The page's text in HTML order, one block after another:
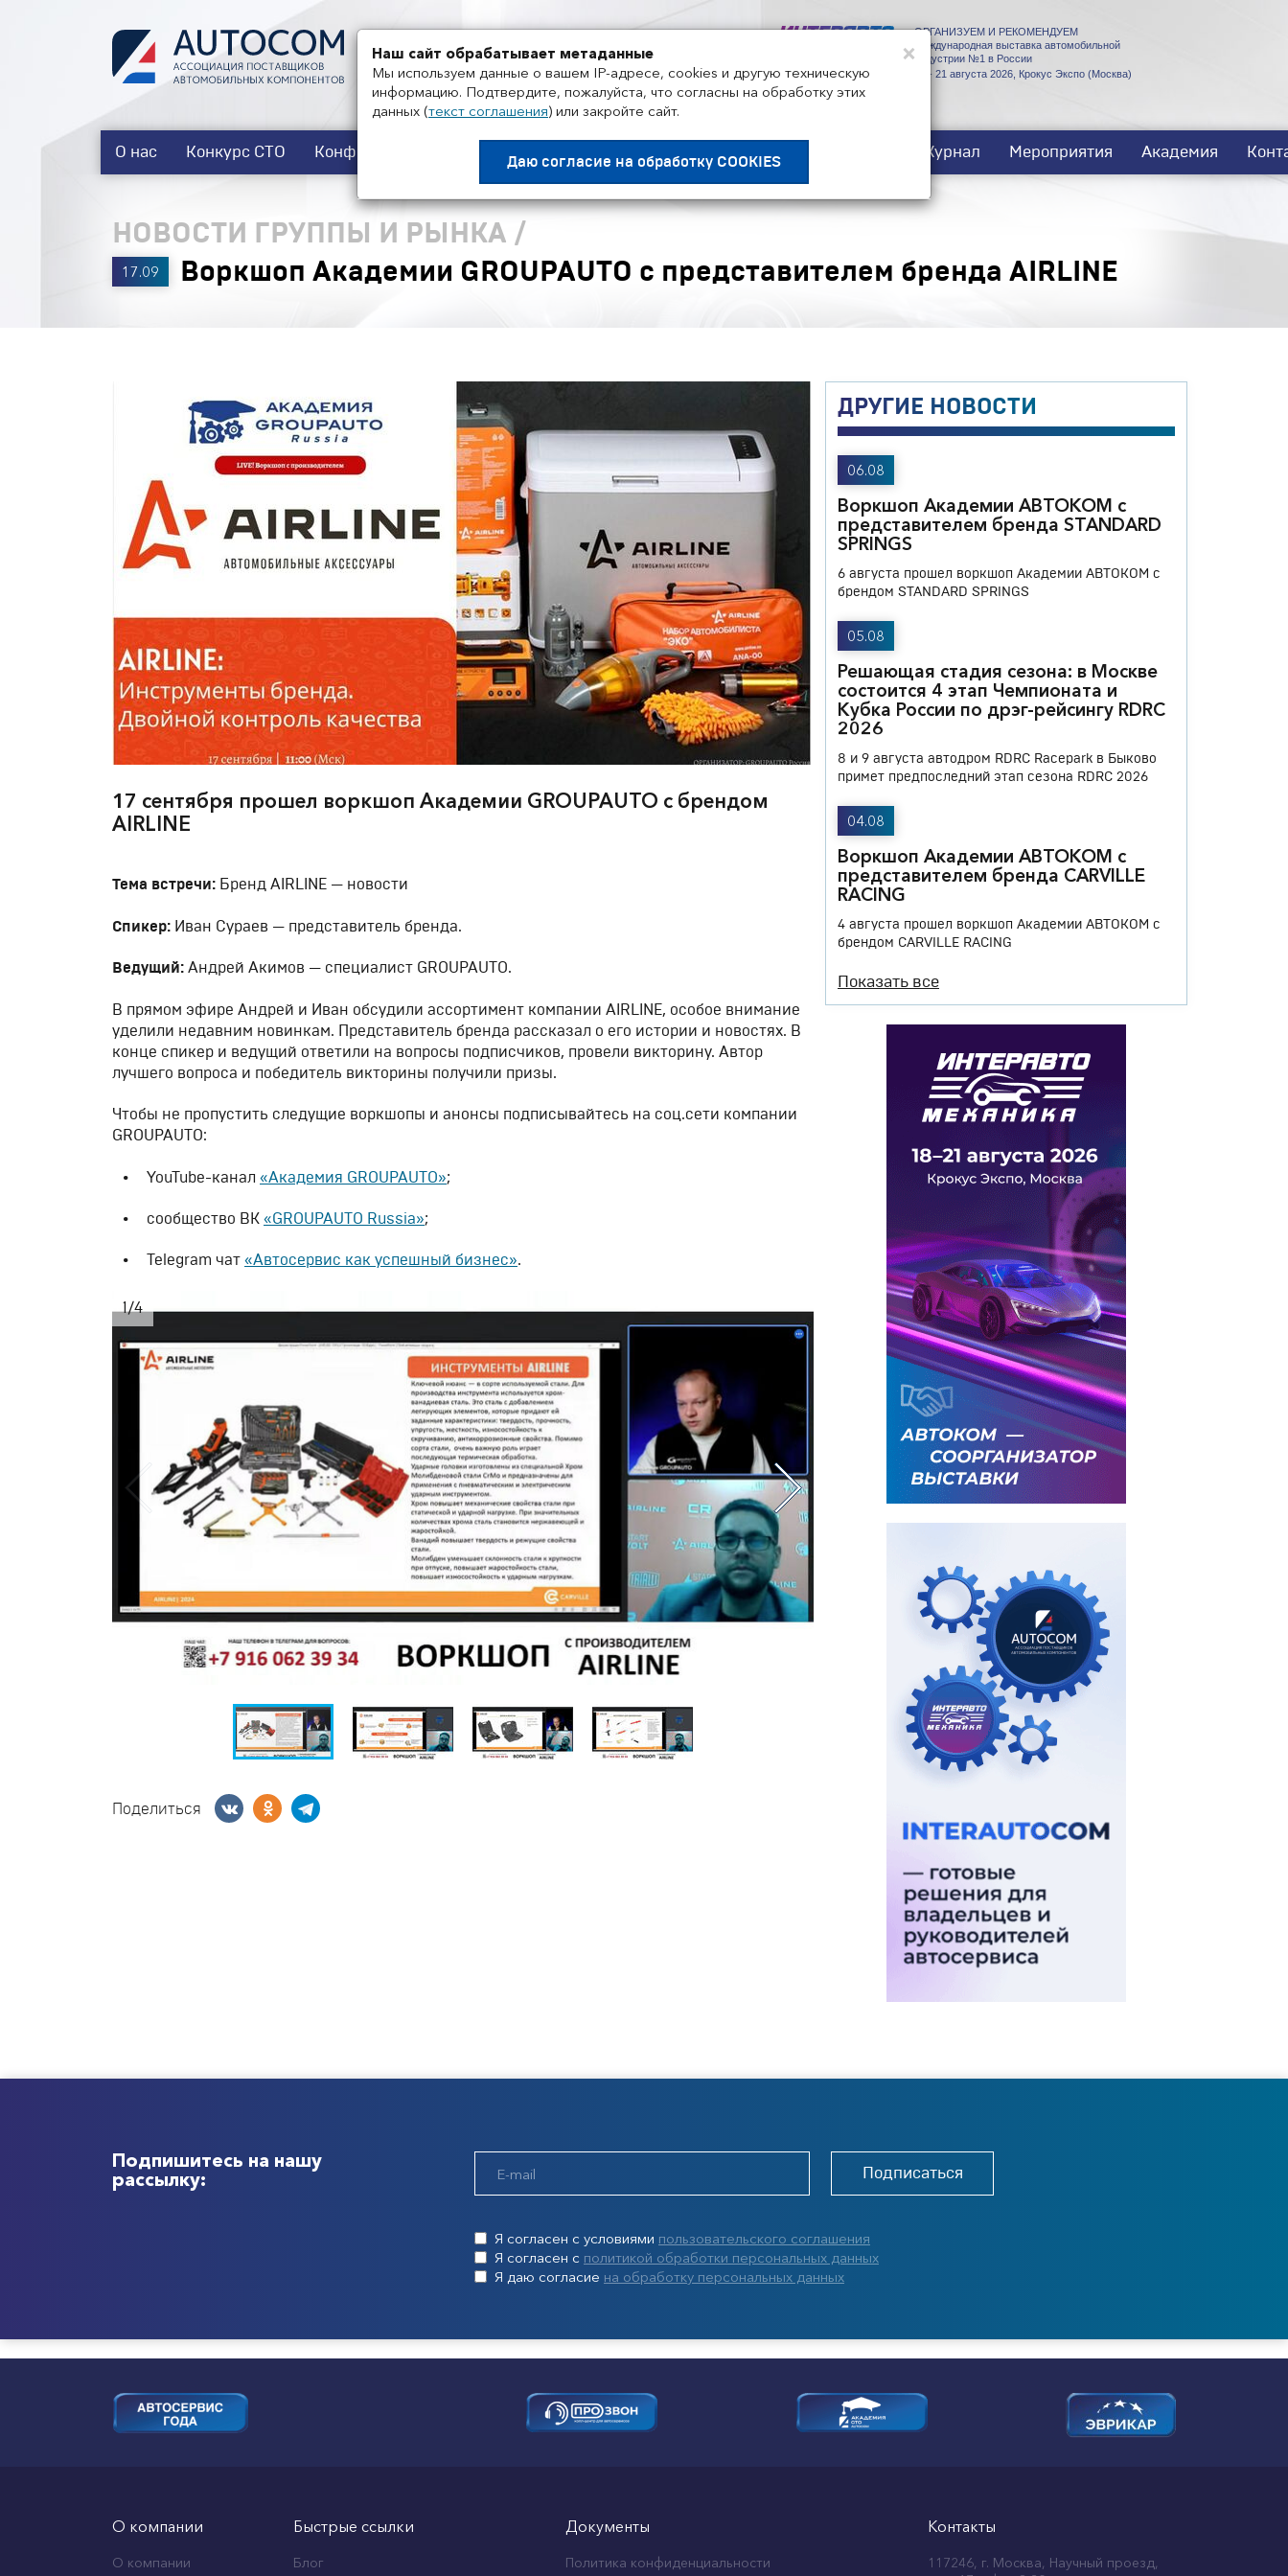
+7 495 858-52-99
ОРГАНИЗУЕМ И РЕКОМЕНДУЕМ
Международная выставка автомобильной
индустрии №1 в России
18 - 21 августа 2026, Крокус Экспо (Москва)
О нас Конкурс СТО Конференции Журнал Мероприятия Академия
НОВОСТИ ГРУППЫ И РЫНКА /
17.09 Воркшоп Академии GROUPAUTO с представителем бренда AIRLINE
17 сентября прошел воркшоп Академии GROUPAUTO с брендом
AIRLINE
Тема встречи: Бренд AIRLINE — новости
Спикер: Иван Сураев — представитель бренда.
Ведущий: Андрей Акимов — специалист GROUPAUTO.
В прямом эфире Андрей и Иван обсудили ассортимент компании AIRLINE, особое внимание
уделили недавним новинкам. Представитель бренда рассказал о его истории и новостях. В
конце спикер и ведущий ответили на вопросы подписчиков, провели викторину. Автор
лучшего вопроса и победитель викторины получили призы.
Чтобы не пропустить следущие воркшопы и анонсы подписывайтесь на соц.сети компании
GROUPAUTO:
YouTube-канал «Академия GROUPAUTO»;
сообщество ВК «GROUPAUTO Russia»;
Telegram чат «Автосервис как успешный бизнес».
1/4
Поделиться
ДРУГИЕ НОВОСТИ
06.08
Воркшоп Академии АВТОКОМ с
представителем бренда STANDARD
SPRINGS
6 августа прошел воркшоп Академии АВТОКОМ с
брендом STANDARD SPRINGS
05.08
Решающая стадия сезона: в Москве
состоится 4 этап Чемпионата и
Кубка России по дрэг-рейсингу RDRC
2026
8 и 9 августа автодром RDRC Racepark в Быково
примет предпоследний этап сезона RDRC 2026
04.08
Воркшоп Академии АВТОКОМ с
представителем бренда CARVILLE
RACING
4 августа прошел воркшоп Академии АВТОКОМ с
брендом CARVILLE RACING
Показать все
Подпишитесь на нашу
рассылку:
Подписаться
Я согласен с условиями пользовательского соглашения
Я согласен с политикой обработки персональных данных
Я даю согласие на обработку персональных данных
О компании
О компании
Быстрые ссылки
Блог
Документы
Политика конфиденциальности
Контакты
117246, г. Москва, Научный проезд,
×
Наш сайт обрабатывает метаданные
Мы используем данные о вашем IP-адресе, cookies и другую техническую
информацию. Подтвердите, пожалуйста, что согласны на обработку этих
данных (текст соглашения) или закройте сайт.
Даю согласие на обработку COOKIES